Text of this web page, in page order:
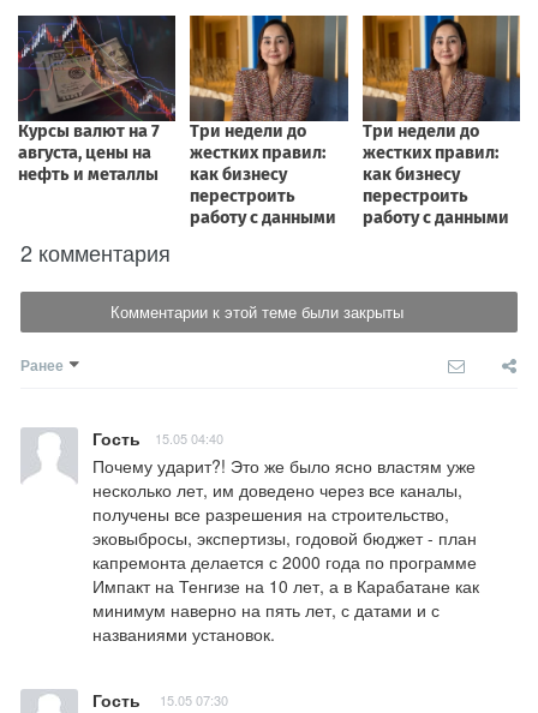
2 комментария
Комментарии к этой теме были закрыты
Ранее
Гость 15.05 04:40
Почему ударит?! Это же было ясно властям уже
несколько лет, им доведено через все каналы,
получены все разрешения на строительство,
эковыбросы, экспертизы, годовой бюджет - план
капремонта делается с 2000 года по программе
Импакт на Тенгизе на 10 лет, а в Карабатане как
минимум наверно на пять лет, с датами и с
названиями установок.
Гость 15.05 07:30